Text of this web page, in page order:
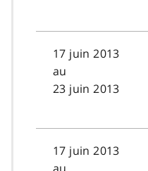
17 juin 2013
au
23 juin 2013
17 juin 2013
au